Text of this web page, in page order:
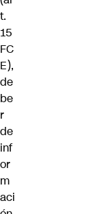
t.
15
FC
E),
de
be
r
de
inf
or
m
aci